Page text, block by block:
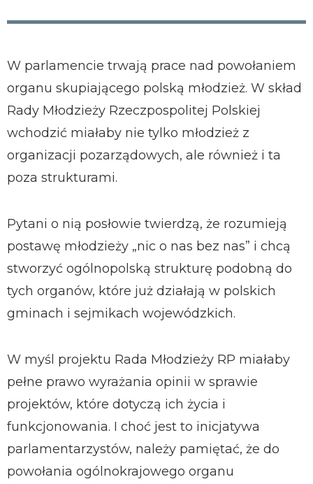
W parlamencie trwają prace nad powołaniem
organu skupiającego polską młodzież. W skład
Rady Młodzieży Rzeczpospolitej Polskiej
wchodzić miałaby nie tylko młodzież z
organizacji pozarządowych, ale również i ta
poza strukturami.
Pytani o nią posłowie twierdzą, że rozumieją
postawę młodzieży „nic o nas bez nas” i chcą
stworzyć ogólnopolską strukturę podobną do
tych organów, które już działają w polskich
gminach i sejmikach wojewódzkich.
W myśl projektu Rada Młodzieży RP miałaby
pełne prawo wyrażania opinii w sprawie
projektów, które dotyczą ich życia i
funkcjonowania. I choć jest to inicjatywa
parlamentarzystów, należy pamiętać, że do
powołania ogólnokrajowego organu